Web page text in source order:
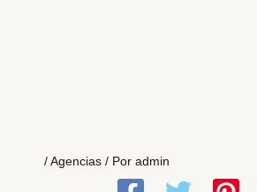
/ Agencias / Por admin